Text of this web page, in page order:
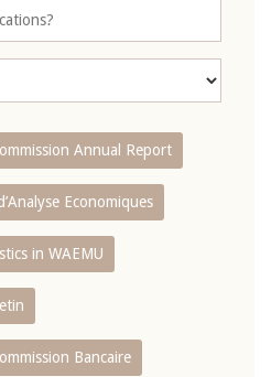
Annual Report
Economiques
in WAEMU
Bancaire